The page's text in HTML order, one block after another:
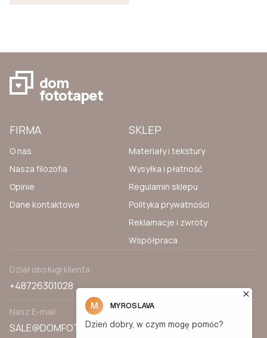
dom
fototapet
FIRMA
O nas
Nasza filozofia
Opinie
Dane kontaktowe
SKLEP
Materiały i tekstury
Wysyłka i płatność
Regulamin sklepu
Polityka prywatności
Reklamacje i zwroty
Współpraca
Dział obsługi klienta:
+48726301028
Nasz E-mail:
SALE@DOMFOTOTAPET.PL